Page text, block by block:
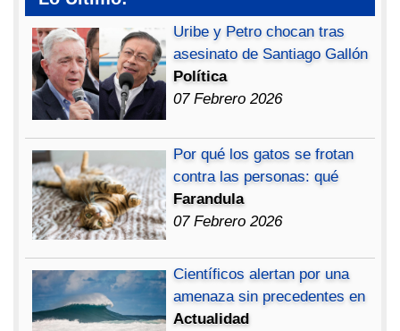
Uribe y Petro chocan tras
asesinato de Santiago Gallón
Política
07 Febrero 2026
Por qué los gatos se frotan
contra las personas: qué
Farandula
07 Febrero 2026
Científicos alertan por una
amenaza sin precedentes en
Actualidad